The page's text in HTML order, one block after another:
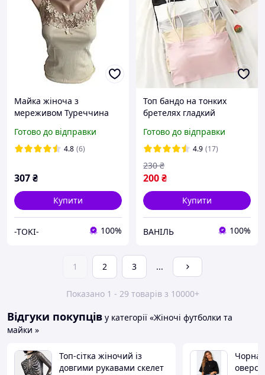
Майка жіноча з
мереживом Туреччина
Готово до відправки
4.8 (6)
307₴
Купити
-TOKI- 100%
Топ бандо на тонких
бретелях гладкий
Готово до відправки
4.9 (17)
200₴
230 ₴
Купити
ВАНІЛЬ 100%
1 2 3 ...
Показано 1 - 29 товарів з 10000+
Відгуки покупців у категорії «Жіночі футболки та
майки »
Топ-сітка жіночий із
довгими рукавами скелет
Чорна